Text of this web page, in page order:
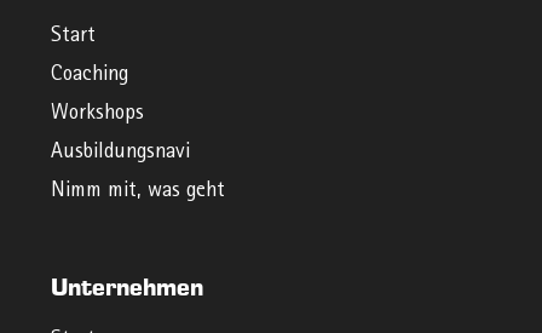
Start
Coaching
Workshops
Ausbildungsnavi
Nimm mit, was geht
Unternehmen